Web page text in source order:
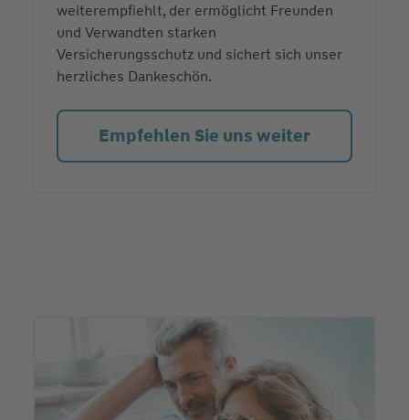
weiterempfiehlt, der ermöglicht Freunden
und Verwandten starken
Versicherungsschutz und sichert sich unser
herzliches Dankeschön.
Empfehlen Sie uns weiter